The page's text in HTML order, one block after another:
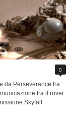
0
da Perseverance tra
tra il rover
Skyfall